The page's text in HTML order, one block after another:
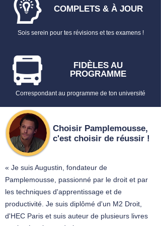
➡️ Retrouve aussi :
Pack 40 Fiches - Droit Pénal S1+S2
Tout savoir sur les Fiches de Droit
COMPLETS & À JOUR
Sois serein pour tes révisions et tes examens !
FIDÈLES AU
PROGRAMME
Correspondant au programme de ton université
Choisir Pamplemousse,
c'est choisir de réussir !
« Je suis Augustin, fondateur de
Pamplemousse, passionné par le droit et par
les techniques d'apprentissage et de
productivité. Je suis diplômé d'un M2 Droit,
d'HEC Paris et suis auteur de plusieurs livres